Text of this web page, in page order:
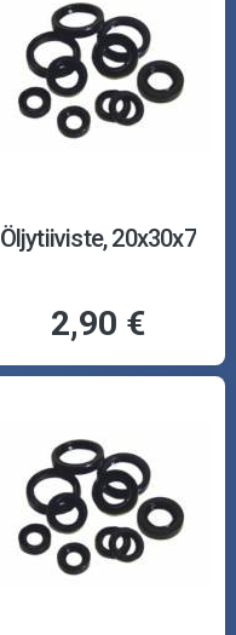
Öljytiiviste, 20x30x7
2,90 €